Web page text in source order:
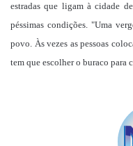
estradas que ligam à cidade
péssimas condições. "Uma
povo. Às vezes as pessoas
tem que escolher o buraco